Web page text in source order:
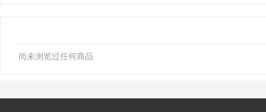
尚未浏览过任何商品